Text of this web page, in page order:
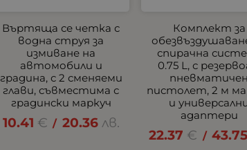
Въртяща се четка с
водна струя за
измиване на
автомобили и
градина, с 2 сменяеми
глави, съвместима с
градински маркуч
10.41 € / 20.36 лв.
Комплект за
спирачна
0.75 L, с
пневматичен
пистолет, 2 м
и
адаптери
22.37 € / 43.75